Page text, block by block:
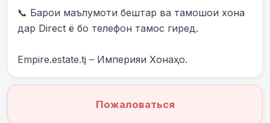
📞 Барои маълумоти бештар ва тамошои хона
дар Direct ё бо телефон тамос гиред.
Empire.estate.tj – Империяи Хонаҳо.
Пожаловаться